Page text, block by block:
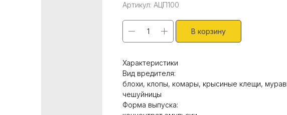
Артикул: АЦП100
В корзину
Характеристики
Вид вредителя:
блохи, клопы, комары, крысиные клещи,
чешуйницы
Форма выпуска: